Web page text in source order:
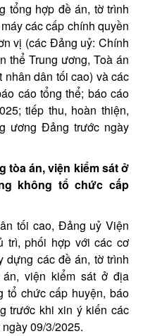
tổng hợp đề án, tờ trình
các cấp chính quyền
vị (các Đảng uỷ: Chính
thể Trung ương, Toà án
dân tối cao) và các
cáo tổng thể; báo cáo
tiếp thu, hoàn thiện,
ương Đảng trước ngày
tòa án, viện kiểm sát ở
không tổ chức cấp
tối cao, Đảng uỷ Viện
trì, phối hợp với các cơ
dựng các đề án, tờ trình
viện kiểm sát ở địa
tổ chức cấp huyện, báo
trước khi xin ý kiến các
09/3/2025.